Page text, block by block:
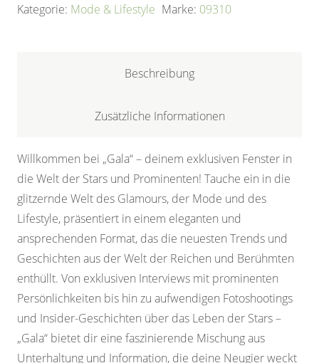
Kategorie: Mode & Lifestyle Marke: 09310
Beschreibung
Zusätzliche Informationen
Willkommen bei „Gala“ – deinem exklusiven Fenster in
die Welt der Stars und Prominenten! Tauche ein in die
glitzernde Welt des Glamours, der Mode und des
Lifestyle, präsentiert in einem eleganten und
ansprechenden Format, das die neuesten Trends und
Geschichten aus der Welt der Reichen und Berühmten
enthüllt. Von exklusiven Interviews mit prominenten
Persönlichkeiten bis hin zu aufwendigen Fotoshootings
und Insider-Geschichten über das Leben der Stars –
„Gala“ bietet dir eine faszinierende Mischung aus
Unterhaltung und Information, die deine Neugier weckt